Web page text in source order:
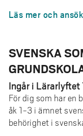
Läs mer och
SVENSKA
Ingår i Lärarlyftet
För dig som har en
åk 1-3 i ämnet
behörighet i